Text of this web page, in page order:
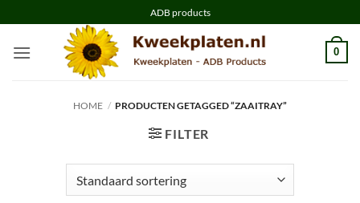
naar
inhoud
ADB products
0
HOME / PRODUCTEN GETAGGED “ZAAITRAY”
FILTER